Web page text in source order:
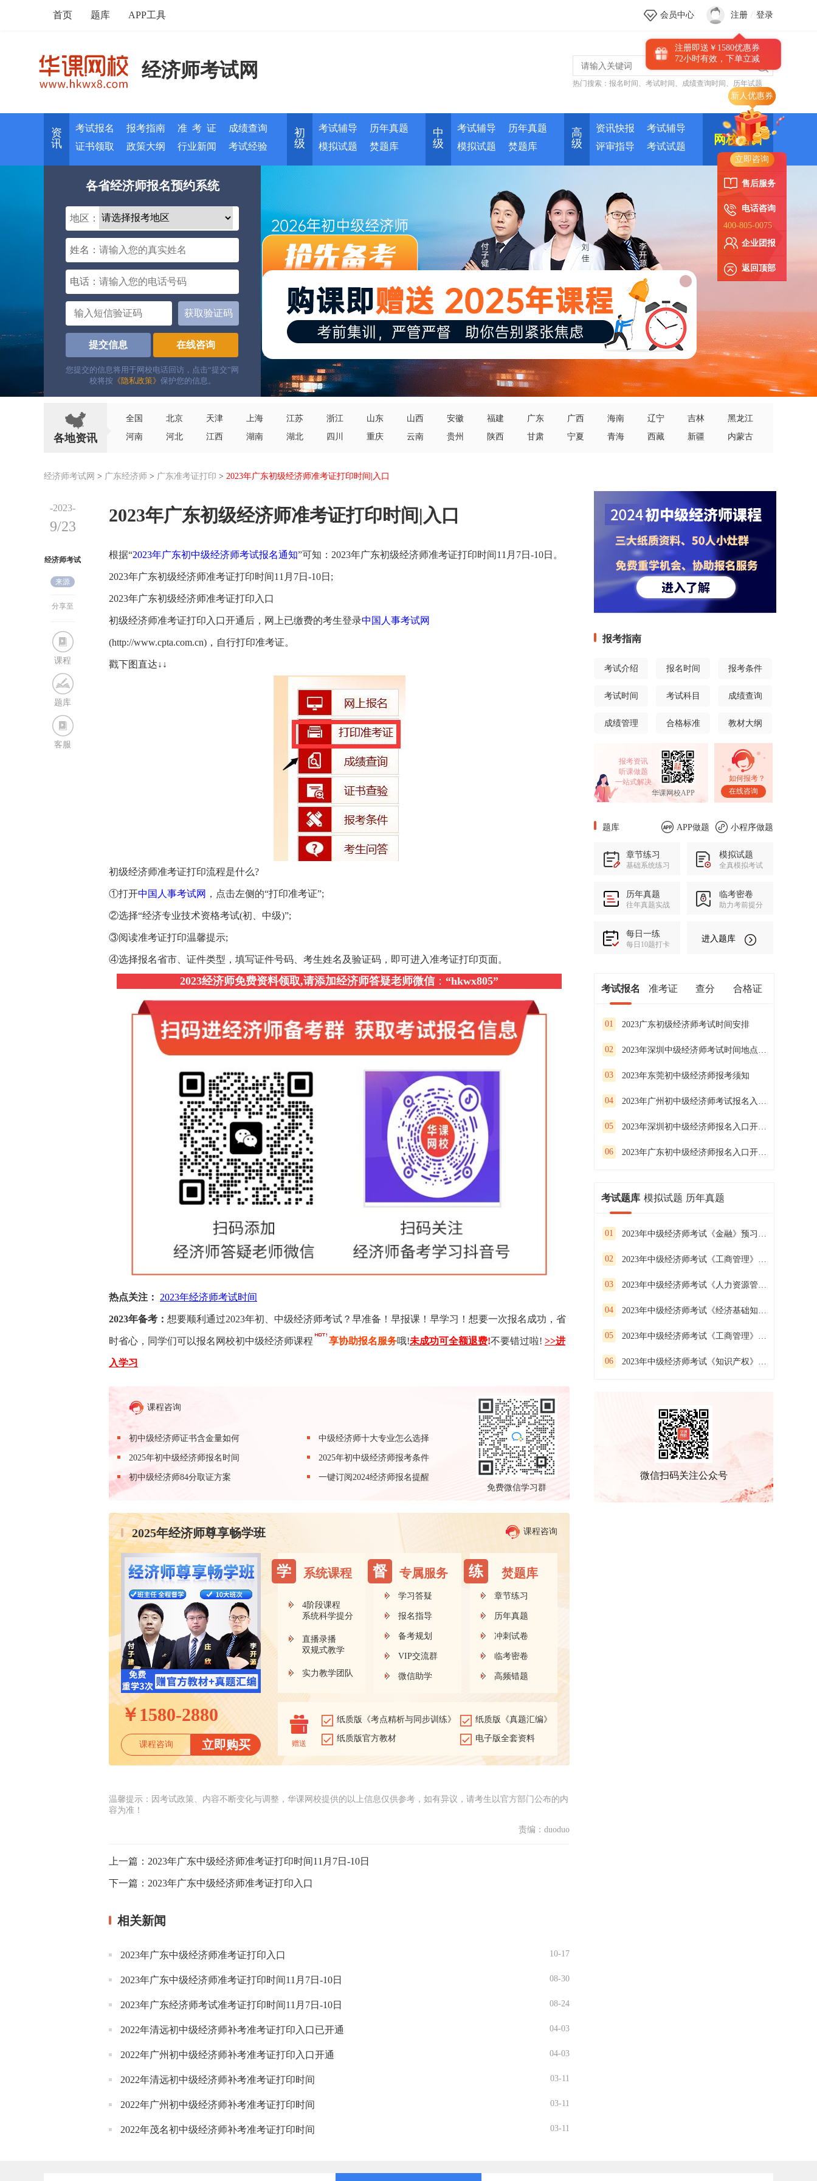
新人优惠券
立即咨询
售后服务
电话咨询
400-805-0075
企业团报
返回顶部
首页 题库 APP工具 会员中心 注册 / 登录
注册即送￥1580优惠券
72小时有效，下单立减
经济师考试网
热门搜索： 报名时间 、 考试时间 、 成绩查询时间 、 历年试题
资
讯
考试报名 报考指南 准 考 证
成绩查询
证书领取
政策大纲 行业新闻 考试经验
初
级
考试辅导
历年真题
模拟试题
焚题库
中
级
考试辅导
历年真题
模拟试题
焚题库
高
级
资讯快报
考试辅导
评审指导
考试试题
网校培训
各省经济师报名预约系统
地区：
姓名：
电话：
获取验证码
提交信息 在线咨询
您提交的信息将用于网校电话回访，点击“提交”网
校将按 《隐私政策》 保护您的信息。
各地资讯
全国 北京 天津 上海 江苏 浙江 山东 山西 安徽 福建 广东 广西 海南 辽宁 吉林
黑龙江
河南
河北 江西 湖南 湖北 四川 重庆 云南 贵州 陕西 甘肃 宁夏 青海 西藏 新疆 内蒙古
经济师考试网 > 广东经济师 > 广东准考证打印 > 2023年广东初级经济师准考证打印时间|入口
-2023-
9/23
经济师考试
网
来源
分享至
课程
题库
客服
2023年广东初级经济师准考证打印时间|入口
根据“2023年广东初中级经济师考试报名通知”可知：2023年广东初级经济师准考证打印时间11月7日-10日。
2023年广东初级经济师准考证打印时间11月7日-10日;
2023年广东初级经济师准考证打印入口
初级经济师准考证打印入口开通后，网上已缴费的考生登录中国人事考试网
(http://www.cpta.com.cn)，自行打印准考证。
戳下图直达↓↓
初级经济师准考证打印流程是什么?
①打开中国人事考试网 ，点击左侧的“打印准考证”;
②选择“经济专业技术资格考试(初、中级)”;
③阅读准考证打印温馨提示;
④选择报名省市、证件类型，填写证件号码、考生姓名及验证码，即可进入准考证打印页面。
2023经济师免费资料领取,请添加经济师答疑老师微信： “hkwx805”
热点关注： 2023年经济师考试时间
2023年备考： 想要顺利通过2023年初、中级经济师考试？早准备！早报课！早学习！想要一次报名成功，省
时省心，同学们可以报名网校初中级经济师课程 享协助报名服务哦!未成功可全额退费!不要错过啦! >>进
入学习
课程咨询
初中级经济师证书含金量如何 中级经济师十大专业怎么选择
2025年初中级经济师报名时间 2025年初中级经济师报考条件
初中级经济师84分取证方案
一键订阅2024经济师报名提醒
免费微信学习群
2025年经济师尊享畅学班 课程咨询
￥ 1580-2880
课程咨询 立即购买
学 系统课程
4阶段课程
系统科学提分
直播录播
双规式教学
实力教学团队
督 专属服务
学习答疑
报名指导
备考规划
VIP交流群
微信助学
练 焚题库
章节练习
历年真题
冲刺试卷
临考密卷
高频错题
赠送
纸质版《考点精析与同步训练》 纸质版《真题汇编》
纸质版官方教材 电子版全套资料
温馨提示：因考试政策、内容不断变化与调整，华课网校提供的以上信息仅供参考，如有异议，请考生以官方部门公布的内
容为准！
责编：duoduo
上一篇： 2023年广东中级经济师准考证打印时间11月7日-10日
下一篇： 2023年广东中级经济师准考证打印入口
相关新闻
2023年广东中级经济师准考证打印入口 10-17
2023年广东中级经济师准考证打印时间11月7日-10日 08-30
2023年广东经济师考试准考证打印时间11月7日-10日 08-24
2022年清远初中级经济师补考准考证打印入口已开通 04-03
2022年广州初中级经济师补考准考证打印入口开通 04-03
2022年清远初中级经济师补考准考证打印时间 03-11
2022年广州初中级经济师补考准考证打印时间 03-11
2022年茂名初中级经济师补考准考证打印时间 03-11
报考指南
考试介绍 报名时间 报考条件
考试时间 考试科目 成绩查询
成绩管理 合格标准 教材大纲
报考资讯
听课做题
一站式解决
华课网校APP
如何报考？
在线咨询
题库 APP做题 小程序做题
章节练习
基础系统练习
模拟试题
全真模拟考试
历年真题
往年真题实战
临考密卷
助力考前提分
每日一练
每日10题打卡
进入题库
考试报名 准考证 查分 合格证
01 2023广东初级经济师考试时间安排
02 2023年深圳中级经济师考试时间地点安排公布
03 2023年东莞初中级经济师报考须知
04 2023年广州初中级经济师考试报名入口及流程
05 2023年深圳初中级经济师报名入口开通啦！
06 2023年广东初中级经济师报名入口开通啦！
考试题库 模拟试题 历年真题
01 2023年中级经济师考试《金融》预习试卷（二）
02 2023年中级经济师考试《工商管理》预习试卷（一）
03 2023年中级经济师考试《人力资源管理》预习试卷（三）
04 2023年中级经济师考试《经济基础知识》预习试卷（二）
05 2023年中级经济师考试《工商管理》预习试卷（三）
06 2023年中级经济师考试《知识产权》预习试卷（二）
微信扫码关注公众号